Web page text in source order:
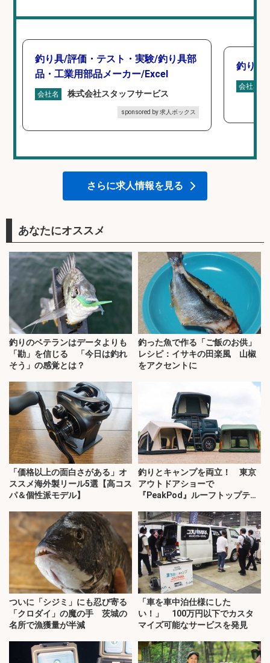
釣り具/評価・テスト・実験/釣り具部
品・工業用部品メーカー/Excel
会社名 株式会社スタッフサービス
sponsored by 求人ボックス
釣り具
会社名
さらに求人情報を見る
あなたにオススメ
釣りのベテランはデータよりも
「勘」を信じる 「今日は釣れ
そう」の感覚とは？
釣った魚で作る「ご飯のお供」
レシピ：イサキの田楽風 山椒
をアクセントに
「価格以上の面白さがある」オ
ススメ海外製リール5選【高コス
パ＆個性派モデル】
釣りとキャンプを両立！ 東京
アウトドアショーで
『PeakPod』ルーフトップテン
ついに「シジミ」にも忍び寄る
「クロダイ」の魔の手 茨城の
名所で漁獲量が半減
「車を車中泊仕様にした
い！」 100万円以下でカスタ
マイズ可能なサービスを発見